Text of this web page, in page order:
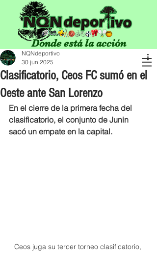
Donde está la acción
Clasificatorio, Ceos FC sumó en el
Oeste ante San Lorenzo
NQNdeportivo
30 jun 2025
En el cierre de la primera fecha del
clasificatorio, el conjunto de Junin
sacó un empate en la capital.
Ceos juga su tercer torneo clasificatorio,